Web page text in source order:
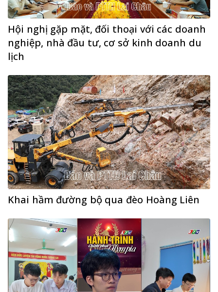
Hội nghị gặp mặt, đối thoại với các doanh
nghiệp, nhà đầu tư, cơ sở kinh doanh du
lịch
Khai hầm đường bộ qua đèo Hoàng Liên